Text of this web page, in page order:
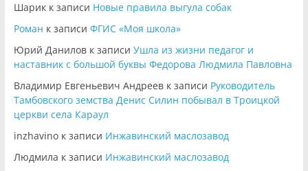
Шарикк записи Новые правила выгула собак
Роман к записи ФГИС «Моя школа»
Юрий Даниловк записи Ушла из жизни педагог и
наставник с большой буквы Федорова Людмила Павловна
Владимир Евгеньевич Андреевк записи Руководитель
Тамбовского земства Денис Силин побывал в Троицкой
церкви села Караул
inzhavinoк записи Инжавинский маслозавод
Людмила к записи Инжавинский маслозавод